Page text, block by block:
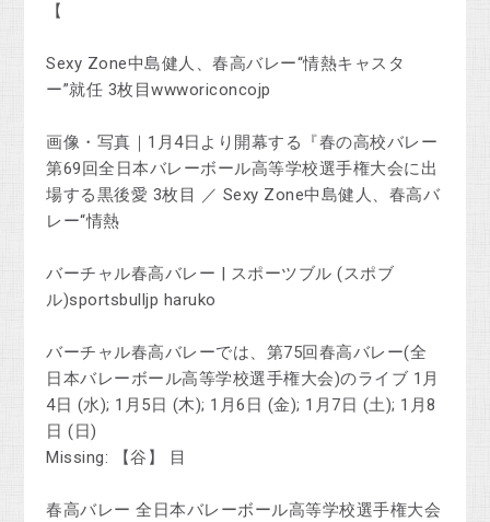
【
Sexy Zone中島健人、春高バレー“情熱キャスタ
ー”就任 3枚目wwworiconcojp
画像・写真｜1月4日より開幕する『春の高校バレー
第69回全日本バレーボール高等学校選手権大会に出
場する黒後愛 3枚目 ／ Sexy Zone中島健人、春高バ
レー“情熱
バーチャル春高バレー | スポーツブル (スポブ
ル)sportsbulljp haruko
バーチャル春高バレーでは、第75回春高バレー(全
日本バレーボール高等学校選手権大会)のライブ 1月
4日 (水); 1月5日 (木); 1月6日 (金); 1月7日 (土); 1月8
日 (日)
Missing: 【谷】 ‎目
春高バレー 全日本バレーボール高等学校選手権大会